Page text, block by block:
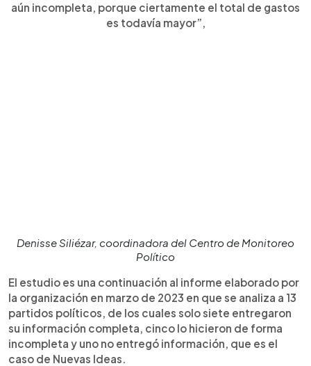
aún incompleta, porque ciertamente el total de gastos
es todavía mayor”,
Denisse Siliézar, coordinadora del Centro de Monitoreo
Político
El estudio es una continuación al informe elaborado por
la organización en marzo de 2023 en que se analiza a 13
partidos políticos, de los cuales solo siete entregaron
su información completa, cinco lo hicieron de forma
incompleta y uno no entregó información, que es el
caso de Nuevas Ideas.